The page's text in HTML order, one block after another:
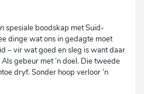
spesiale boodskap met Suid-
dinge wat ons in gedagte moet
– vir wat goed en sleg is want daar
gebeur met ’n doel. Die tweede
dryf. Sonder hoop verloor ’n